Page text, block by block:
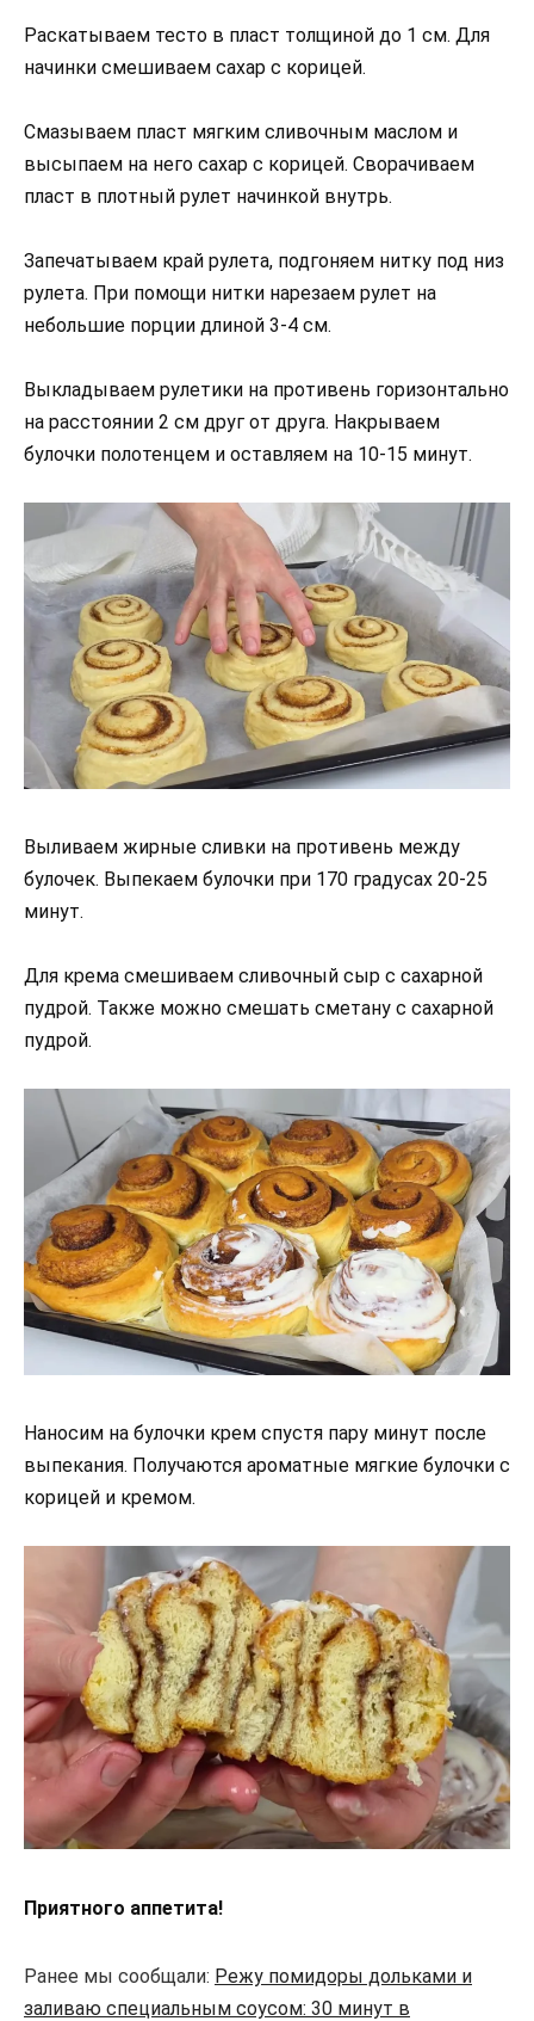
Раскатываем тесто в пласт толщиной до 1 см. Для
начинки смешиваем сахар с корицей.
Смазываем пласт мягким сливочным маслом и
высыпаем на него сахар с корицей. Сворачиваем
пласт в плотный рулет начинкой внутрь.
Запечатываем край рулета, подгоняем нитку под низ
рулета. При помощи нитки нарезаем рулет на
небольшие порции длиной 3-4 см.
Выкладываем рулетики на противень горизонтально
на расстоянии 2 см друг от друга. Накрываем
булочки полотенцем и оставляем на 10-15 минут.
Выливаем жирные сливки на противень между
булочек. Выпекаем булочки при 170 градусах 20-25
минут.
Для крема смешиваем сливочный сыр с сахарной
пудрой. Также можно смешать сметану с сахарной
пудрой.
Наносим на булочки крем спустя пару минут после
выпекания. Получаются ароматные мягкие булочки с
корицей и кремом.
Приятного аппетита!
Ранее мы сообщали: Режу помидоры дольками и
заливаю специальным соусом: 30 минут в